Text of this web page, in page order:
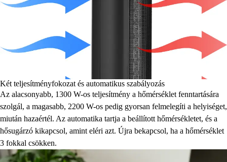
Két teljesítményfokozat és automatikus szabályozás
Az alacsonyabb, 1300 W-os teljesítmény a hőmérséklet fenntartására
szolgál, a magasabb, 2200 W-os pedig gyorsan felmelegíti a helyiséget,
miután hazaértél. Az automatika tartja a beállított hőmérsékletet, és a
hősugárzó kikapcsol, amint eléri azt. Újra bekapcsol, ha a hőmérséklet
3 fokkal csökken.